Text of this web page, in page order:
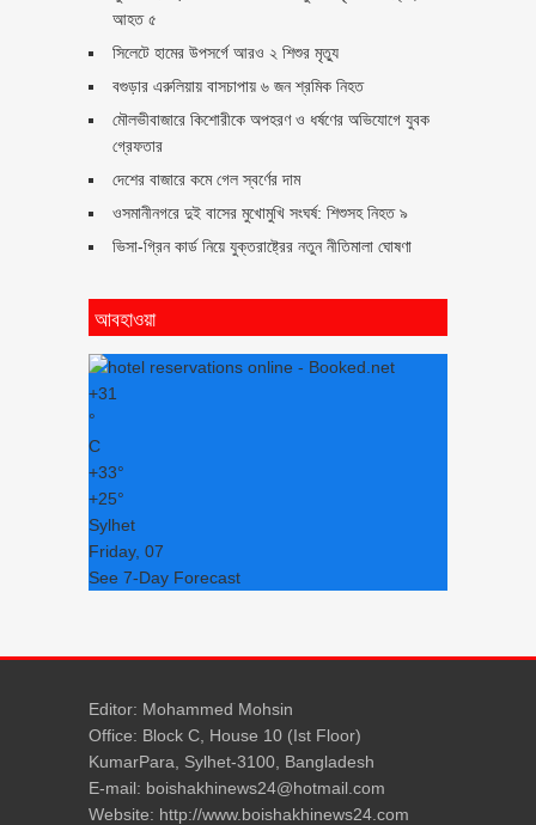
আহত ৫
সিলেটে হামের উপসর্গে আরও ২ শিশুর মৃত্যু
বগুড়ার এরুলিয়ায় বাসচাপায় ৬ জন শ্রমিক নিহত
মৌলভীবাজারে কিশোরীকে অপহরণ ও ধর্ষণের অভিযোগে যুবক
গ্রেফতার
দেশের বাজারে কমে গেল স্বর্ণের দাম
ওসমানীনগরে দুই বাসের মুখোমুখি সংঘর্ষ: শিশুসহ নিহত ৯
ভিসা-গ্রিন কার্ড নিয়ে যুক্তরাষ্ট্রের নতুন নীতিমালা ঘোষণা
আবহাওয়া
+31
°
C
+33°
+25°
Sylhet
Friday, 07
See 7-Day Forecast
Editor: Mohammed Mohsin
Office: Block C, House 10 (Ist Floor)
KumarPara, Sylhet-3100, Bangladesh
E-mail: boishakhinews24@hotmail.com
Website: http://www.boishakhinews24.com